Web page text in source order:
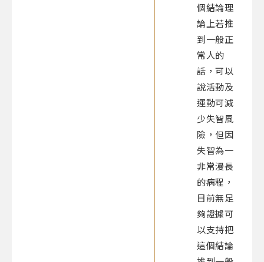
個結論理
論上若推
到一般正
常人的
話，可以
說活動及
運動可減
少失智風
險，但因
失智為一
非常漫長
的病程，
目前無足
夠證據可
以支持把
這個結論